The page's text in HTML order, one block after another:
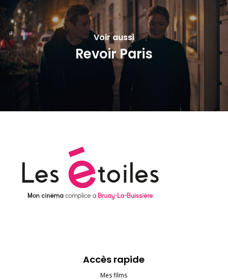
Voir aussi
Revoir Paris
Accès rapide
Mes films